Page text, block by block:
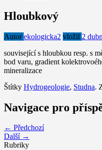
Hloubkový
Autorekologicka2 vložil 2
související s hloubkou resp. s
bod varu, gradient
mineralizace
Štítky Hydrogeologie, Studna.
Navigace pro
← Předchozí
Další →
Rubriky